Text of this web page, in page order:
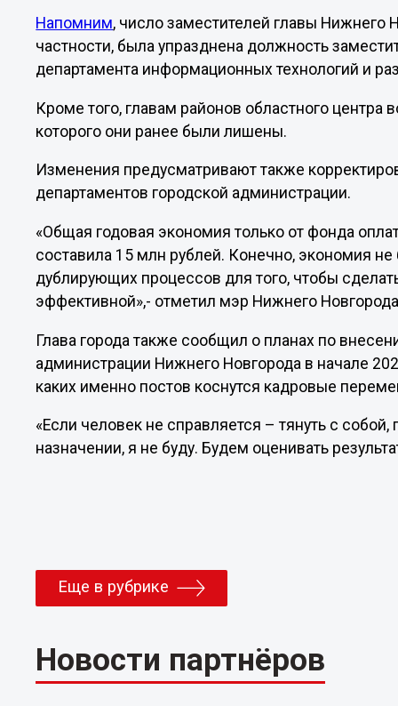
Напомним, число заместителей главы Нижнего
частности, была упразднена должность
департамента информационных технологий и
Кроме того, главам районов областного центра
которого они ранее были лишены.
Изменения предусматривают также
департаментов городской администрации.
«Общая годовая экономия только от фонда
составила 15 млн рублей. Конечно, экономия
дублирующих процессов для того, чтобы
эффективной»,- отметил мэр Нижнего
Глава города также сообщил о планах по
администрации Нижнего Новгорода в начале
каких именно постов коснутся кадровые
«Если человек не справляется – тянуть с
назначении, я не буду. Будем оценивать
Еще в рубрике
Новости партнёров